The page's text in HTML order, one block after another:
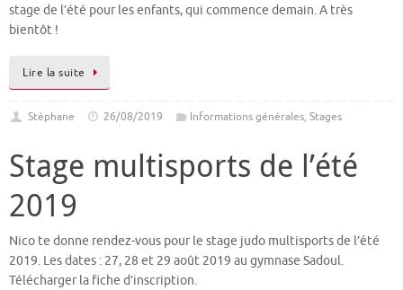
stage de l’été pour les enfants, qui commence demain. A très
bientôt !
Lire la suite
Stéphane 26/08/2019 Informations générales, Stages
Stage multisports de l’été
2019
Nico te donne rendez-vous pour le stage judo multisports de l’été
2019. Les dates : 27, 28 et 29 août 2019 au gymnase Sadoul.
Télécharger la fiche d’inscription.